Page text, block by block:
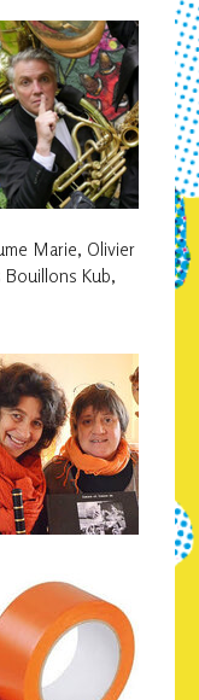
Marie, Olivier
Bouillons Kub,